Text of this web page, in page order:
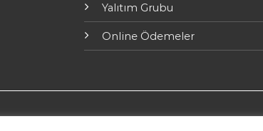
Yalıtım Grubu
Online Ödemeler